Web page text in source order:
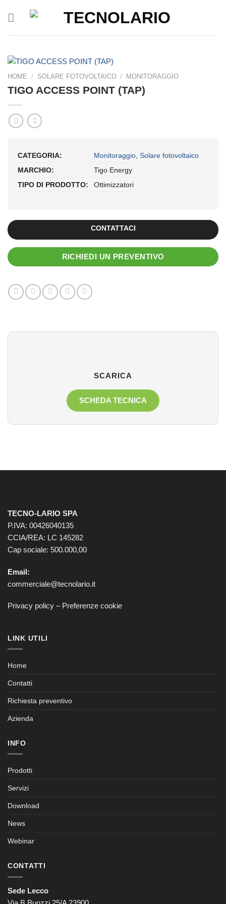
HOME / SOLARE FOTOVOLTAICO / MONITORAGGIO
TIGO ACCESS POINT (TAP)
CATEGORIA: Monitoraggio, Solare fotovoltaico
MARCHIO:
Tigo Energy
TIPO DI PRODOTTO:
Ottimizzatori
CONTATTACI
RICHIEDI UN PREVENTIVO
SCARICA
SCHEDA TECNICA
TECNO-LARIO SPA
P.IVA: 00426040135
CCIA/REA: LC 145282
Cap sociale: 500.000,00
Email:
commerciale@tecnolario.it
Privacy policy – Preferenze cookie
LINK UTILI
Home
Contatti
Richiesta preventivo
Azienda
INFO
Prodotti
Servizi
Download
News
Webinar
CONTATTI
Sede Lecco